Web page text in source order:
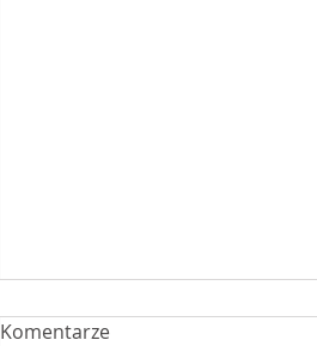
Komentarze